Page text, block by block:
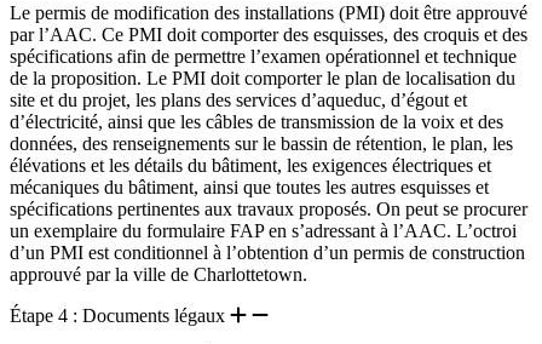
Le permis de modification des installations (PMI) doit être approuvé
par l’AAC. Ce PMI doit comporter des esquisses, des croquis et des
spécifications afin de permettre l’examen opérationnel et technique
de la proposition. Le PMI doit comporter le plan de localisation du
site et du projet, les plans des services d’aqueduc, d’égout et
d’électricité, ainsi que les câbles de transmission de la voix et des
données, des renseignements sur le bassin de rétention, le plan, les
élévations et les détails du bâtiment, les exigences électriques et
mécaniques du bâtiment, ainsi que toutes les autres esquisses et
spécifications pertinentes aux travaux proposés. On peut se procurer
un exemplaire du formulaire FAP en s’adressant à l’AAC. L’octroi
d’un PMI est conditionnel à l’obtention d’un permis de construction
approuvé par la ville de Charlottetown.
Étape 4 : Documents légaux